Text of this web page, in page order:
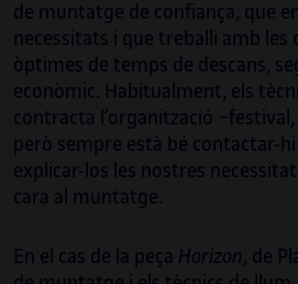
de muntatge de confiança, que
necessitats i que treballi amb les
òptimes de temps de descans,
econòmic. Habitualment, els
contracta l’organització
però sempre està bé contactar-
explicar-los les nostres
cara al muntatge.
En el cas de la peça Horizon , de